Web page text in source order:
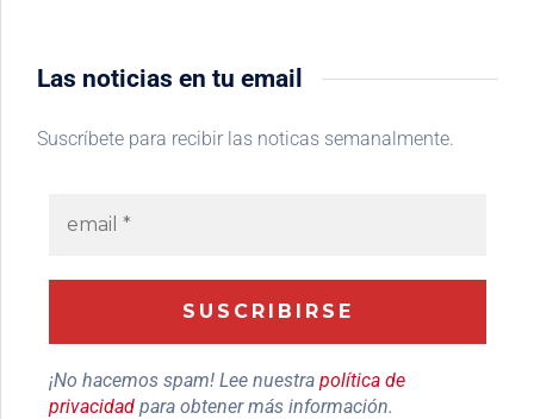
Las noticias en tu email
Suscríbete para recibir las noticas semanalmente.
¡No hacemos spam! Lee nuestra política de
privacidad para obtener más información.